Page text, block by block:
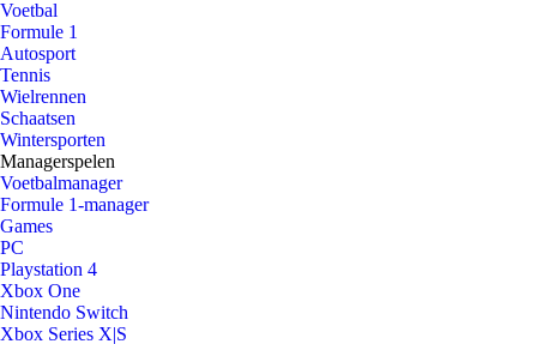
Voetbal
Formule 1
Autosport
Tennis
Wielrennen
Schaatsen
Wintersporten
Managerspelen
Voetbalmanager
Formule 1-manager
Games
PC
Playstation 4
Xbox One
Nintendo Switch
Xbox Series X|S